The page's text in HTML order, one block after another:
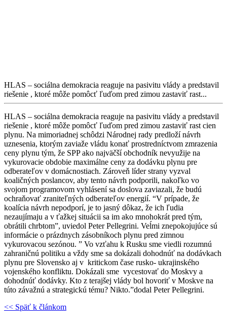
HLAS – sociálna demokracia reaguje na pasivitu vlády a predstavil
riešenie , ktoré môže pomôcť ľuďom pred zimou zastaviť rast...
HLAS – sociálna demokracia reaguje na pasivitu vlády a predstavil
riešenie , ktoré môže pomôcť ľuďom pred zimou zastaviť rast cien
plynu. Na mimoriadnej schôdzi Národnej rady predloží návrh
uznesenia, ktorým zaviaže vládu konať prostredníctvom zmrazenia
ceny plynu tým, že SPP ako najväčší obchodník nevyužije na
vykurovacie obdobie maximálne ceny za dodávku plynu pre
odberateľov v domácnostiach. Zároveň líder strany vyzval
koaličných poslancov, aby tento návrh podporili, nakoľko vo
svojom programovom vyhlásení sa doslova zaviazali, že budú
ochraňovať zraniteľných odberateľov energií. “V prípade, že
koalícia návrh nepodporí, je to jasný dôkaz, že ich ľudia
nezaujímaju a v ťažkej situácii sa im ako mnohokrát pred tým,
obrátili chrbtom”, uviedol Peter Pellegrini. Veĺmi znepokojujúce sú
informácie o prázdnych zásobníkoch plynu pred zimnou
vykurovacou sezónou. ” Vo vzťahu k Rusku sme viedli rozumnú
zahraničnú politiku a vždy sme sa dokázali dohodnúť na dodávkach
plynu pre Slovensko aj v kritickom čase rusko- ukrajinského
vojenského konfliktu. Dokázali sme vycestovať do Moskvy a
dohodnúť dodávky. Kto z terajšej vlády bol hovoriť v Moskve na
túto závažnú a strategickú tému? Nikto.”dodal Peter Pellegrini.
<< Späť k článkom